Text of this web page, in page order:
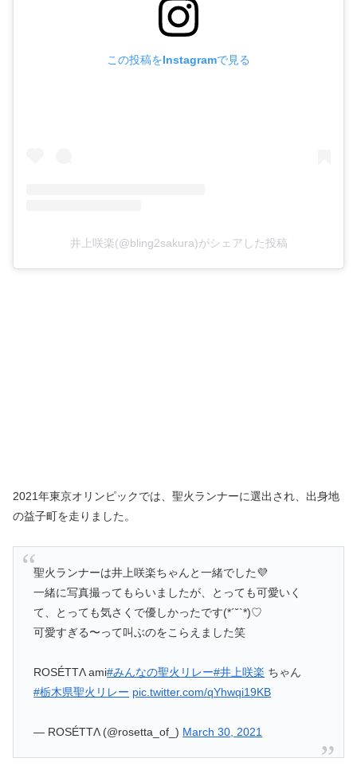
この投稿をInstagramで見る
井上咲楽(@bling2sakura)がシェアした投稿
2021年東京オリンピックでは、聖火ランナーに選出され、出身地
の益子町を走りました。
聖火ランナーは井上咲楽ちゃんと一緒でした💜
一緒に写真撮ってもらいましたが、とっても可愛いく
て、とっても気さくで優しかったです(*´˘`*)♡
可愛すぎる〜って叫ぶのをこらえました笑
ROSÉTTΛ ami#みんなの聖火リレー#井上咲楽 ちゃん
#栃木県聖火リレー pic.twitter.com/qYhwqi19KB
— ROSÉTTΛ (@rosetta_of_) March 30, 2021